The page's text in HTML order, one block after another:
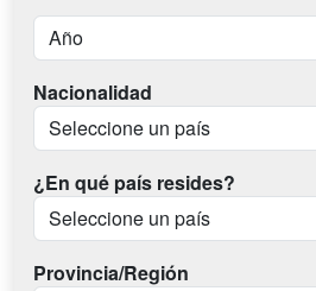
Nacionalidad
¿En qué país resides?
Provincia/Región